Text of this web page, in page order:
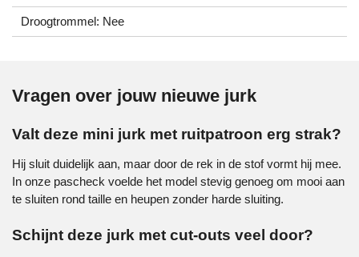
Droogtrommel: Nee
Vragen over jouw nieuwe jurk
Valt deze mini jurk met ruitpatroon erg strak?
Hij sluit duidelijk aan, maar door de rek in de stof vormt hij mee.
In onze pascheck voelde het model stevig genoeg om mooi aan
te sluiten rond taille en heupen zonder harde sluiting.
Schijnt deze jurk met cut-outs veel door?